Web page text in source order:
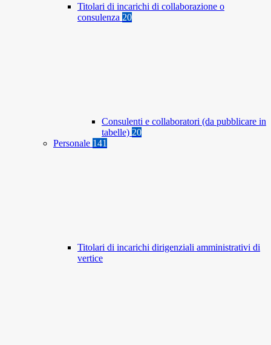
Titolari di incarichi di collaborazione o
consulenza 20
Consulenti e collaboratori (da pubblicare in
tabelle) 20
Personale 141
Titolari di incarichi dirigenziali amministrativi di
vertice